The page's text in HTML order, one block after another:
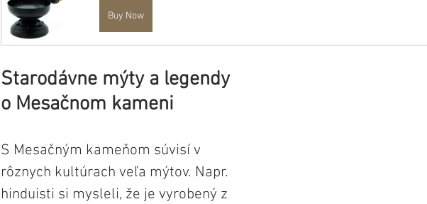
Buy Now
Starodávne mýty a legendy
o Mesačnom kameni
S Mesačným kameňom súvisí v
rôznych kultúrach veľa mýtov. Napr.
hinduisti si mysleli, že je vyrobený z